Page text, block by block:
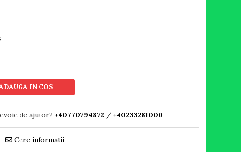
IN COS
de ajutor? +40770794872 / +40233281000
Cere informatii